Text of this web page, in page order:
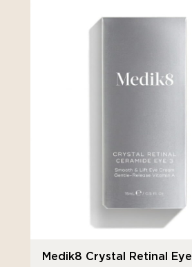
Medik8 Crystal Retinal